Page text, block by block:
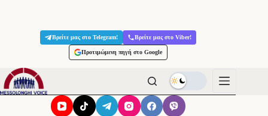
Βρείτε μας στο Telegram! Βρείτε μας στο Viber!
Προτιμώμενη πηγή στο Google